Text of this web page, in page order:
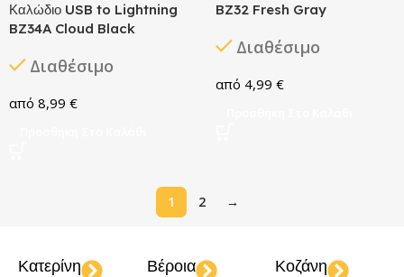
Καλώδιο USB to Lightning
BZ34A Cloud Black
Διαθέσιμο
8,99 €
BZ32 Fresh Gray
Διαθέσιμο
4,99 €
1 2 →
Κατερίνη Βέροια Κοζάνη